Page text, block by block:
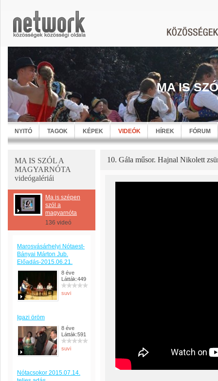
MA IS
NYITÓ TAGOK KÉPEK VIDEÓK HÍREK FÓRUM
MA IS SZÓL A
MAGYARNÓTA
videógalériái
Ma is szépen
szól a
magyarnóta
136 videó
Marosvásárhelyi Nótaest-
Bányai Márton Jub.
Előadás-2015.06.21.
8 éve
Látták:449
suvi
Igazi öröm
8 éve
Látták:591
suvi
Nótacsokor 2015.07.14.
10. Gála műsor. Hajnal Nikolett